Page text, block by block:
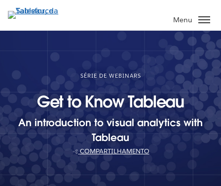
Pular
para
o
Menu
SÉRIE DE WEBINARS
Get to Know Tableau
An introduction to visual analytics with
Tableau
COMPARTILHAMENTO